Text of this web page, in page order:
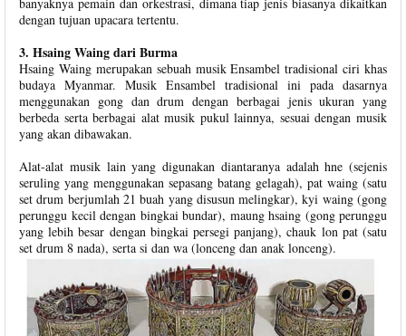
dengan tujuan upacara tertentu.
3. Hsaing Waing dari Burma
Hsaing Waing merupakan sebuah musik Ensambel tradisional ciri khas
budaya Myanmar. Musik Ensambel tradisional ini pada dasarnya
menggunakan gong dan drum dengan berbagai jenis ukuran yang
berbeda serta berbagai alat musik pukul lainnya, sesuai dengan musik
yang akan dibawakan.
Alat-alat musik lain yang digunakan diantaranya adalah hne (sejenis
seruling yang menggunakan sepasang batang gelagah), pat waing (satu
set drum berjumlah 21 buah yang disusun melingkar), kyi waing (gong
perunggu kecil dengan bingkai bundar), maung hsaing (gong perunggu
yang lebih besar dengan bingkai persegi panjang), chauk lon pat (satu
set drum 8 nada), serta si dan wa (lonceng dan anak lonceng).